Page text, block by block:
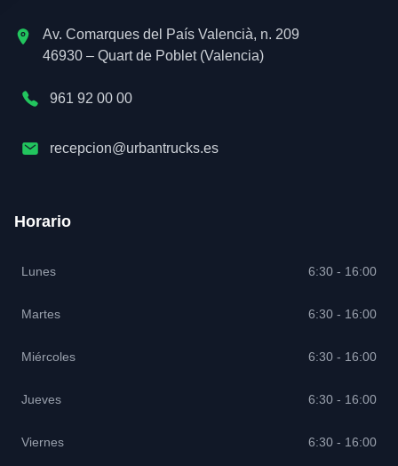
Av. Comarques del País Valencià, n. 209
46930 – Quart de Poblet (Valencia)
961 92 00 00
recepcion@urbantrucks.es
Horario
Lunes 6:30 - 16:00
Martes 6:30 - 16:00
Miércoles 6:30 - 16:00
Jueves 6:30 - 16:00
Viernes 6:30 - 16:00